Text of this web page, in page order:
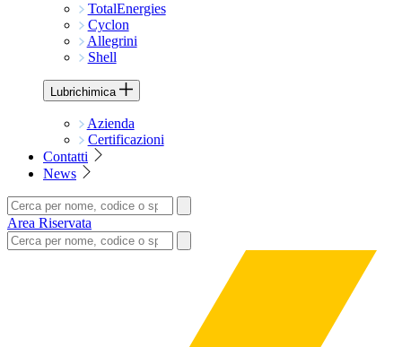
TotalEnergies
Cyclon
Allegrini
Shell
Lubrichimica
Azienda
Certificazioni
Contatti
News
Area Riservata